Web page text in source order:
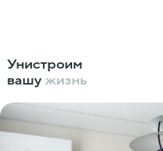
Унистроим
вашу жизнь